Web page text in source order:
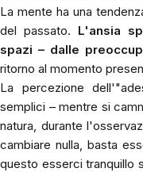
La mente ha una
del passato. L'ansia
spazi – dalle
ritorno al momento
La percezione
semplici – mentre si
natura, durante
cambiare nulla, basta
questo esserci tranquillo